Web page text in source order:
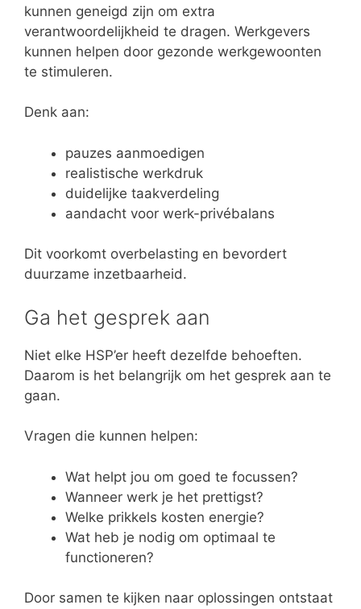
kunnen geneigd zijn om extra
verantwoordelijkheid te dragen. Werkgevers
kunnen helpen door gezonde werkgewoonten
te stimuleren.
Denk aan:
pauzes aanmoedigen
realistische werkdruk
duidelijke taakverdeling
aandacht voor werk-privébalans
Dit voorkomt overbelasting en bevordert
duurzame inzetbaarheid.
Ga het gesprek aan
Niet elke HSP’er heeft dezelfde behoeften.
Daarom is het belangrijk om het gesprek aan te
gaan.
Vragen die kunnen helpen:
Wat helpt jou om goed te focussen?
Wanneer werk je het prettigst?
Welke prikkels kosten energie?
Wat heb je nodig om optimaal te
functioneren?
Door samen te kijken naar oplossingen ontstaat